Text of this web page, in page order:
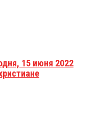
15 июня 2022